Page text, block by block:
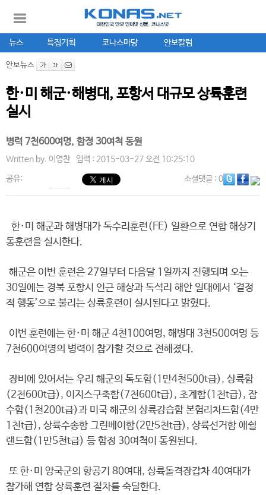
뉴스 특집기획 코나스마당 안보칼럼
안보뉴스
한·미 해군·해병대, 포항서 대규모 상륙훈련
실시
병력 7천600여명, 함정 30여척 동원
Written by. 이영찬 입력 : 2015-03-27 오전 10:25:10
공유: 소셜댓글: 0
한·미 해군과 해병대가 독수리훈련(FE) 일환으로 연합 해상기
동훈련을 실시한다.
해군은 이번 훈련은 27일부터 다음달 1일까지 진행되며 오는
30일에는 경북 포항시 인근 해상과 독석리 해안 일대에서 ‘결정
적 행동’으로 불리는 상륙훈련이 실시된다고 밝혔다.
이번 훈련에는 한·미 해군 4천100여명, 해병대 3천500여명 등
7천600여명의 병력이 참가할 것으로 전해졌다.
장비에 있어서는 우리 해군의 독도함(1만4천500t급), 상륙함
(2천600t급), 이지스구축함(7천600t급), 초계함(1천t급), 잠
수함(1천200t급)과 미국 해군의 상륙강습함 본험리차드함(4만
1천t급), 상륙수송함 그린베이함(2만5천t급), 상륙선거함 애쉴
랜드함(1만5천t급) 등 함정 30여척이 동원된다.
또 한·미 양국군의 항공기 80여대, 상륙돌격장갑차 40여대가
참가해 연합 상륙훈련 절차를 숙달한다.